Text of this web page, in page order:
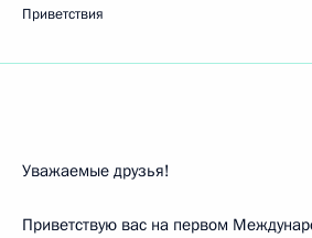
Приветствия
Уважаемые друзья!
Приветствую вас на первом